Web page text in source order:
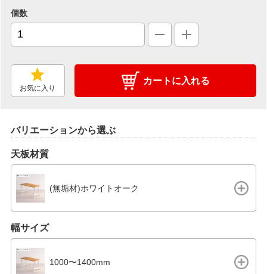
個数
お気に入り
カートに入れる
バリエーションから選ぶ
天板材質
(無垢材)ホワイトオーク
幅サイズ
1000〜1400mm